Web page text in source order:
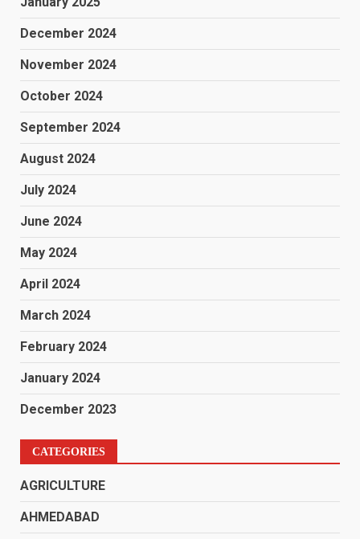
December 2024
November 2024
October 2024
September 2024
August 2024
July 2024
June 2024
May 2024
April 2024
March 2024
February 2024
January 2024
December 2023
CATEGORIES
AGRICULTURE
AHMEDABAD